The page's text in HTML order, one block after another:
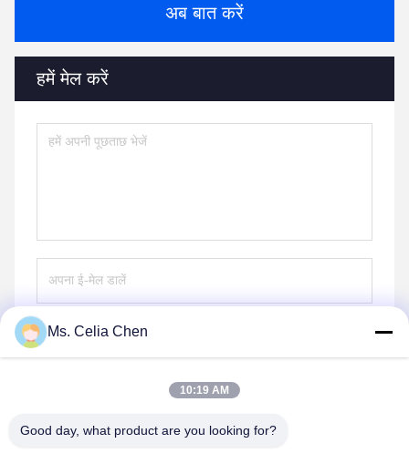
अब बात करें
हमें मेल करें
भेजना
Ms. Celia Chen
10:19 AM
Good day, what product are you looking for?